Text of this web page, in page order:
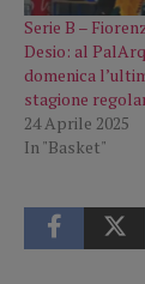
Serie B –
Desio: al
domenica
stagione
24 Aprile 2025
In "Basket"